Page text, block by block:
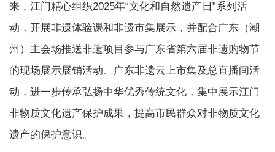
来，江门精心组织2025年“文化和自然遗产日”系列活
动，开展非遗体验课和非遗市集展示，并配合广东（潮
州）主会场推送非遗项目参与广东省第六届非遗购物节
的现场展示展销活动、广东非遗云上市集及总直播间活
动，进一步传承弘扬中华优秀传统文化，集中展示江门
非物质文化遗产保护成果，提高市民群众对非物质文化
遗产的保护意识。